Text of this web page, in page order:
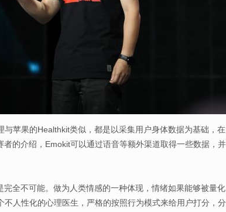
果的Healthkit类似，都是以采集用户身体数据为基础，
的介绍，Emokit可以通过语音等额外渠道取得一些数据，
不可能。做为人类情感的一种体现，情绪如果能够被量
人性化的心理医生，严格的按照行为模式来给用户打分，